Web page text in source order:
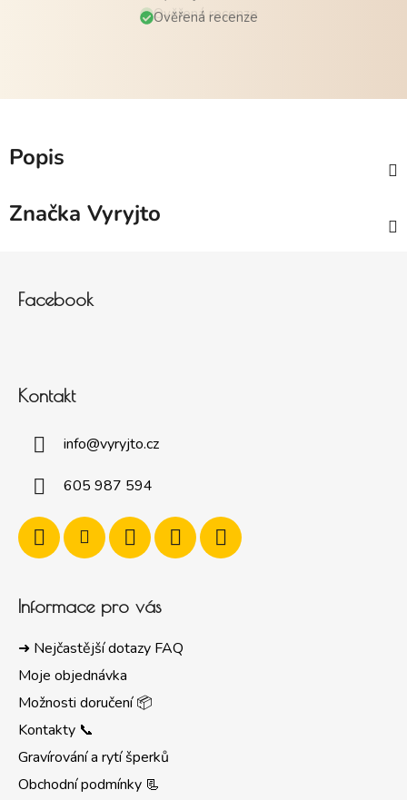
Ověřená recenze
Popis
Značka Vyryjto
Facebook
Kontakt
info@vyryjto.cz
605 987 594
Informace pro vás
➜ Nejčastější dotazy FAQ
Moje objednávka
Možnosti doručení 📦
Kontakty 📞
Gravírování a rytí šperků
Obchodní podmínky 📃